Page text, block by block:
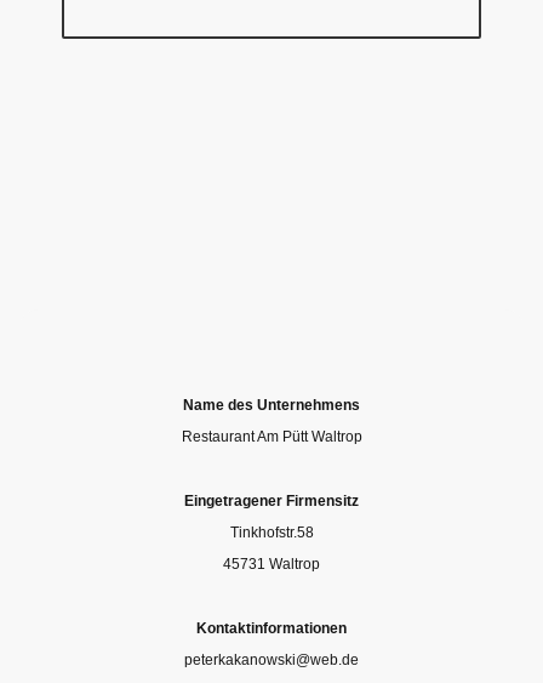
Name des Unternehmens
Restaurant Am Pütt Waltrop
Eingetragener Firmensitz
Tinkhofstr.58
45731 Waltrop
Kontaktinformationen
peterkakanowski@web.de